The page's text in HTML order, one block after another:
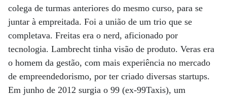
colega de turmas anteriores do mesmo curso, para se
juntar à empreitada. Foi a união de um trio que se
completava. Freitas era o nerd, aficionado por
tecnologia. Lambrecht tinha visão de produto. Veras era
o homem da gestão, com mais experiência no mercado
de empreendedorismo, por ter criado diversas startups.
Em junho de 2012 surgia o 99 (ex-99Taxis), um